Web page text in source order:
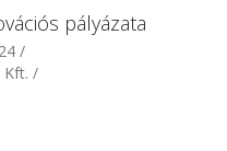
pályázata
/
Kft. /